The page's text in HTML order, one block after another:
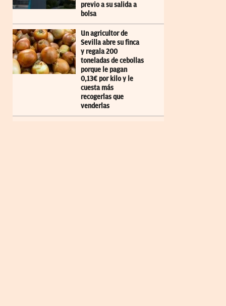
previo a su salida a
bolsa
Un agricultor de
Sevilla abre su finca
y regala 200
toneladas de cebollas
porque le pagan
0,13€ por kilo y le
cuesta más
recogerlas que
venderlas